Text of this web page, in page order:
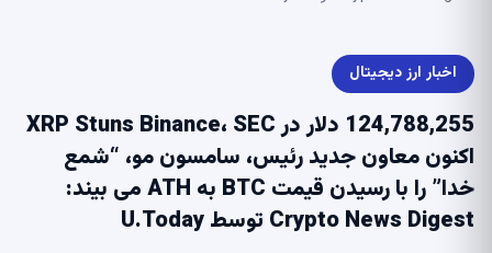
اخبار ارز دیجیتال
124,788,255 دلار در XRP Stuns Binance، SEC
اکنون معاون جدید رئیس، سامسون مو، “شمع
خدا” را با رسیدن قیمت BTC به ATH می بیند:
Crypto News Digest توسط U.Today